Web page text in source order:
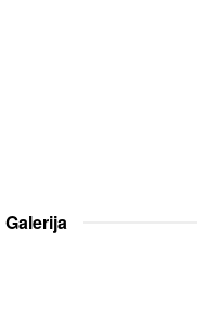
Galerija